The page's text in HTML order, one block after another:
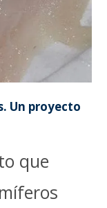
Un proyecto
que